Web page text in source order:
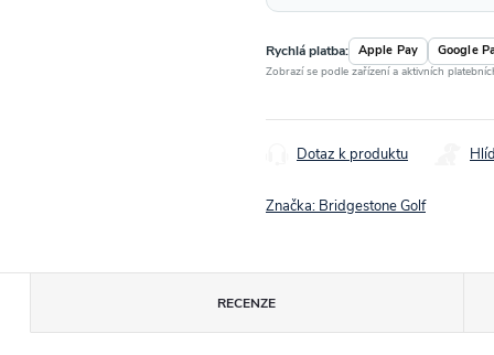
Rychlá platba: Apple Pay Google
Zobrazí se podle zařízení a aktivních
Dotaz k produktu
Značka: Bridgestone Golf
RECENZE